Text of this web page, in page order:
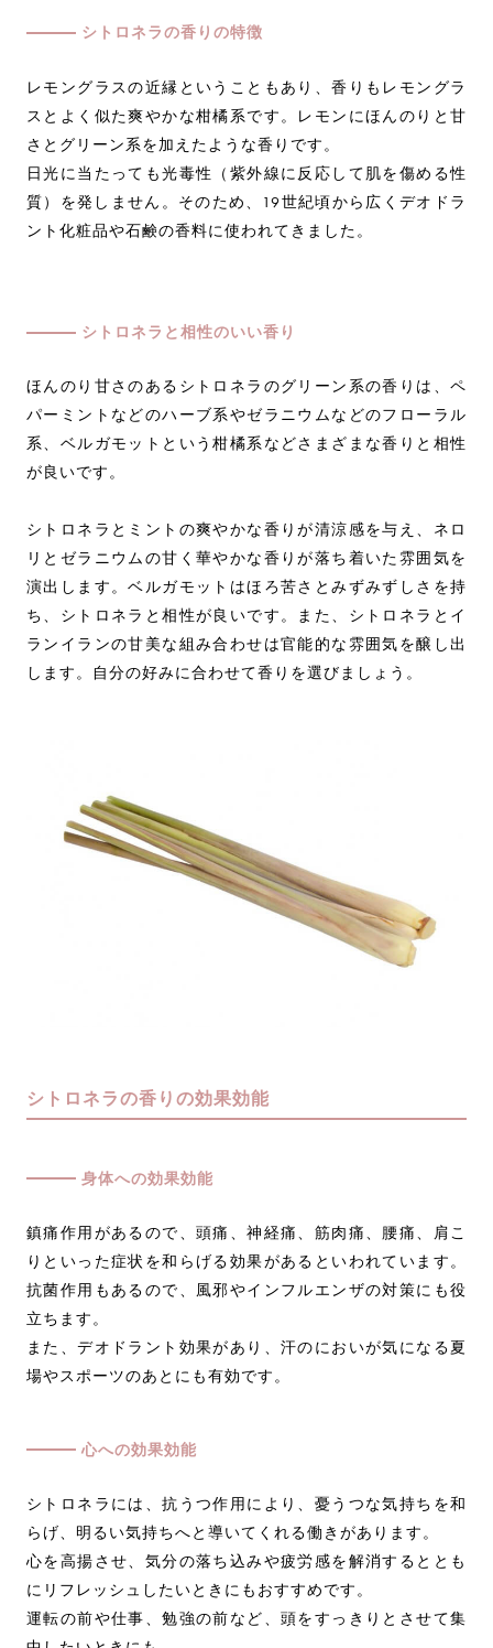
シトロネラの香りの特徴
レモングラスの近縁ということもあり、香りもレモングラ
スとよく似た爽やかな柑橘系です。レモンにほんのりと甘
さとグリーン系を加えたような香りです。
日光に当たっても光毒性（紫外線に反応して肌を傷める性
質）を発しません。そのため、19世紀頃から広くデオドラ
ント化粧品や石鹸の香料に使われてきました。
シトロネラと相性のいい香り
ほんのり甘さのあるシトロネラのグリーン系の香りは、ペ
パーミントなどのハーブ系やゼラニウムなどのフローラル
系、ベルガモットという柑橘系などさまざまな香りと相性
が良いです。
シトロネラとミントの爽やかな香りが清涼感を与え、ネロ
リとゼラニウムの甘く華やかな香りが落ち着いた雰囲気を
演出します。ベルガモットはほろ苦さとみずみずしさを持
ち、シトロネラと相性が良いです。また、シトロネラとイ
ランイランの甘美な組み合わせは官能的な雰囲気を醸し出
します。自分の好みに合わせて香りを選びましょう。
シトロネラの香りの効果効能
身体への効果効能
鎮痛作用があるので、頭痛、神経痛、筋肉痛、腰痛、肩こ
りといった症状を和らげる効果があるといわれています。
抗菌作用もあるので、風邪やインフルエンザの対策にも役
立ちます。
また、デオドラント効果があり、汗のにおいが気になる夏
場やスポーツのあとにも有効です。
心への効果効能
シトロネラには、抗うつ作用により、憂うつな気持ちを和
らげ、明るい気持ちへと導いてくれる働きがあります。
心を高揚させ、気分の落ち込みや疲労感を解消するととも
にリフレッシュしたいときにもおすすめです。
運転の前や仕事、勉強の前など、頭をすっきりとさせて集